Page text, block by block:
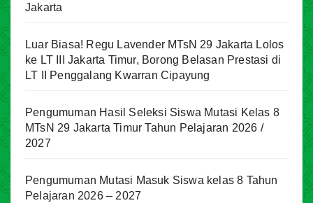
Jakarta
Luar Biasa! Regu Lavender MTsN 29 Jakarta Lolos
ke LT III Jakarta Timur, Borong Belasan Prestasi di
LT II Penggalang Kwarran Cipayung
Pengumuman Hasil Seleksi Siswa Mutasi Kelas 8
MTsN 29 Jakarta Timur Tahun Pelajaran 2026 /
2027
Pengumuman Mutasi Masuk Siswa kelas 8 Tahun
Pelajaran 2026 – 2027